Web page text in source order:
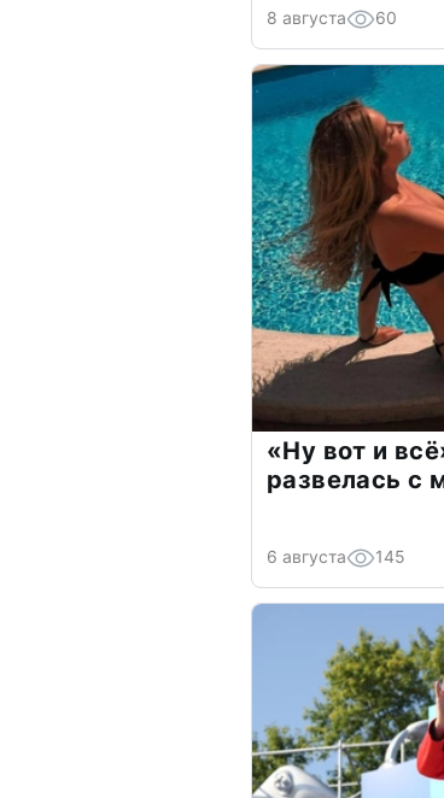
8 августа 60
«Ну вот и
развелась
6 августа 145